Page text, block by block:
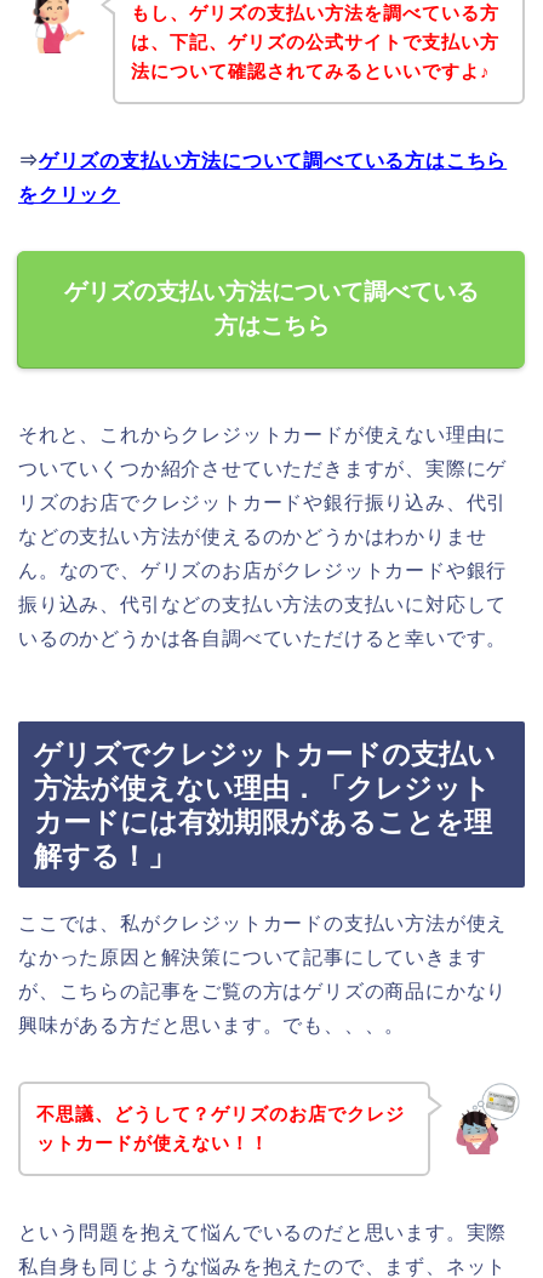
もし、ゲリズの支払い方法を調べている方
は、下記、ゲリズの公式サイトで支払い方
法について確認されてみるといいですよ♪
⇒ゲリズの支払い方法について調べている方はこちら
をクリック
ゲリズの支払い方法について調べている
方はこちら
それと、これからクレジットカードが使えない理由に
ついていくつか紹介させていただきますが、実際にゲ
リズのお店でクレジットカードや銀行振り込み、代引
などの支払い方法が使えるのかどうかはわかりませ
ん。なので、ゲリズのお店がクレジットカードや銀行
振り込み、代引などの支払い方法の支払いに対応して
いるのかどうかは各自調べていただけると幸いです。
ゲリズでクレジットカードの支払い
方法が使えない理由．「クレジット
カードには有効期限があることを理
解する！」
ここでは、私がクレジットカードの支払い方法が使え
なかった原因と解決策について記事にしていきます
が、こちらの記事をご覧の方はゲリズの商品にかなり
興味がある方だと思います。でも、、、。
不思議、どうして？ゲリズのお店でクレジ
ットカードが使えない！！
という問題を抱えて悩んでいるのだと思います。実際
私自身も同じような悩みを抱えたので、まず、ネット